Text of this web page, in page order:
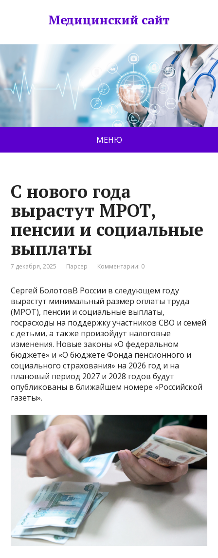
Медицинский сайт
МЕНЮ
С нового года
вырастут МРОТ,
пенсии и социальные
выплаты
7 декабря, 2025 Парсер Комментарии: 0
Сергей БолотовВ России в следующем году
вырастут минимальный размер оплаты труда
(МРОТ), пенсии и социальные выплаты,
госрасходы на поддержку участников СВО и семей
с детьми, а также произойдут налоговые
изменения. Новые законы «О федеральном
бюджете» и «О бюджете Фонда пенсионного и
социального страхования» на 2026 год и на
плановый период 2027 и 2028 годов будут
опубликованы в ближайшем номере «Российской
газеты».